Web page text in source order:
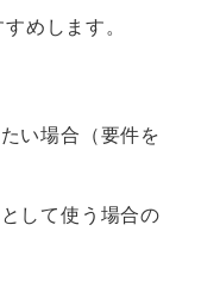
めします。
い場合（要件を
して使う場合の